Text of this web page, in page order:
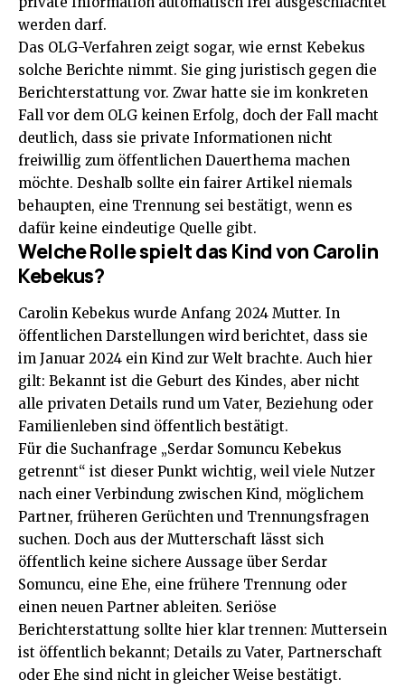
werden darf.
Das OLG-Verfahren zeigt sogar, wie ernst Kebekus
solche Berichte nimmt. Sie ging juristisch gegen die
Berichterstattung vor. Zwar hatte sie im konkreten
Fall vor dem OLG keinen Erfolg, doch der Fall macht
deutlich, dass sie private Informationen nicht
freiwillig zum öffentlichen Dauerthema machen
möchte. Deshalb sollte ein fairer Artikel niemals
behaupten, eine Trennung sei bestätigt, wenn es
dafür keine eindeutige Quelle gibt.
Welche Rolle spielt das Kind von Carolin
Kebekus?
Carolin Kebekus wurde Anfang 2024 Mutter. In
öffentlichen Darstellungen wird berichtet, dass sie
im Januar 2024 ein Kind zur Welt brachte. Auch hier
gilt: Bekannt ist die Geburt des Kindes, aber nicht
alle privaten Details rund um Vater, Beziehung oder
Familienleben sind öffentlich bestätigt.
Für die Suchanfrage „Serdar Somuncu Kebekus
getrennt“ ist dieser Punkt wichtig, weil viele Nutzer
nach einer Verbindung zwischen Kind, möglichem
Partner, früheren Gerüchten und Trennungsfragen
suchen. Doch aus der Mutterschaft lässt sich
öffentlich keine sichere Aussage über Serdar
Somuncu, eine Ehe, eine frühere Trennung oder
einen neuen Partner ableiten. Seriöse
Berichterstattung sollte hier klar trennen: Muttersein
ist öffentlich bekannt; Details zu Vater, Partnerschaft
oder Ehe sind nicht in gleicher Weise bestätigt.